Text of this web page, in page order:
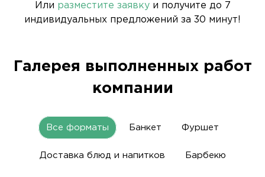
Или разместите заявкуи получите до 7
индивидуальных предложений за 30 минут!
Галерея выполненных работ
компании
Все форматы Банкет Фуршет
Доставка блюд и напитков Барбекю